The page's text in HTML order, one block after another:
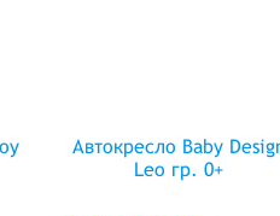
Автокресло Baby
Leo гр. 0+